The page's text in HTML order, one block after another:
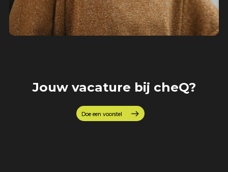
Jouw vacature bij cheQ?
Doe een voorstel